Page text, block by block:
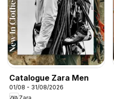
Catalogue Zara Men
01/08 - 31/08/2026